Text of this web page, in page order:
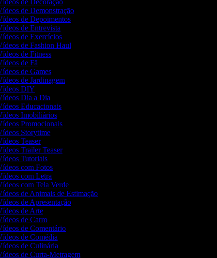
de Demonstração
de Depoimentos
de Entrevista
de Exercícios
de Fashion Haul
de Fitness
de Fã
de Games
de Jardinagem
DIY
Dia a Dia
Educacionais
Imobiliários
Promocionais
Storytime
Teaser
Trailer Teaser
Tutoriais
com Fotos
com Letra
com Tela Verde
de Animais de Estimação
de Apresentação
de Arte
de Carro
de Comentário
de Comédia
de Culinária
de Curta-Metragem